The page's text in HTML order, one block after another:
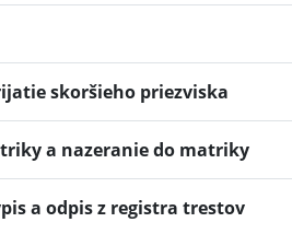
skoršieho priezviska
a nazeranie do matriky
a odpis z registra trestov